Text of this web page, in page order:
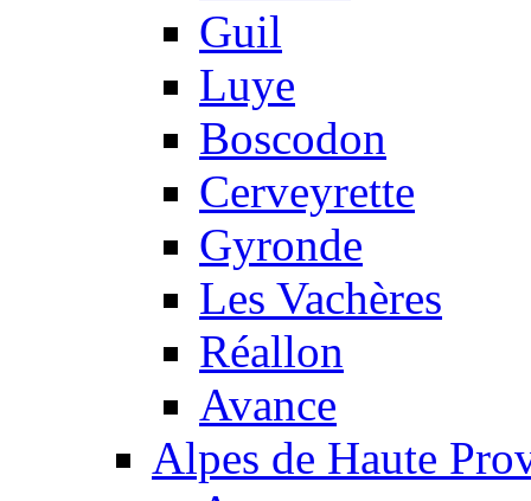
Guil
Luye
Boscodon
Cerveyrette
Gyronde
Les Vachères
Réallon
Avance
Alpes de Haute